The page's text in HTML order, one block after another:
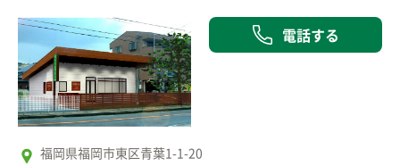
電話する
福岡県福岡市東区青葉1-1-20